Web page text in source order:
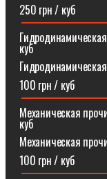
250 грн / куб
куб
100 грн / куб
Механическая
куб
Механическая
100 грн / куб